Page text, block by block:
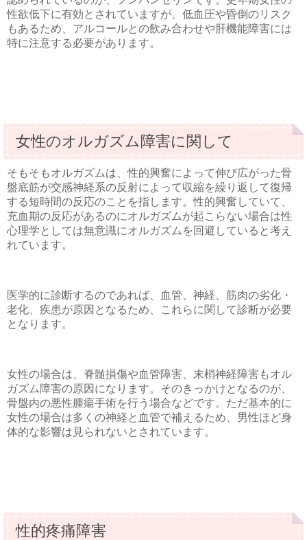
性欲低下に有効とされていますが、低血圧や昏倒のリスク
もあるため、アルコールとの飲み合わせや肝機能障害には
特に注意する必要があります。
女性のオルガズム障害に関して
そもそもオルガズムは、性的興奮によって伸び広がった骨
盤底筋が交感神経系の反射によって収縮を繰り返して復帰
する短時間の反応のことを指します。性的興奮していて、
充血期の反応があるのにオルガズムが起こらない場合は性
心理学としては無意識にオルガズムを回避していると考え
れています。
医学的に診断するのであれば、血管、神経、筋肉の劣化・
老化、疾患が原因となるため、これらに関して診断が必要
となります。
女性の場合は、脊髄損傷や血管障害、末梢神経障害もオル
ガズム障害の原因になります。そのきっかけとなるのが、
骨盤内の悪性腫瘍手術を行う場合などです。ただ基本的に
女性の場合は多くの神経と血管で補えるため、男性ほど身
体的な影響は見られないとされています。
性的疼痛障害